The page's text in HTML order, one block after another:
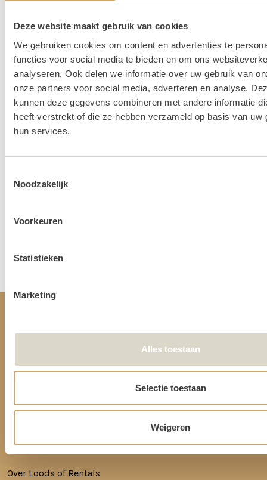
Deze website maakt gebruik van cookies
We gebruiken cookies om content en advertenties te
functies voor social media te bieden en om ons
analyseren. Ook delen we informatie over uw gebruik van
onze partners voor social media, adverteren en analyse.
kunnen deze gegevens combineren met andere informatie
heeft verstrekt of die ze hebben verzameld op basis van uw
hun services.
Noodzakelijk
Voorkeuren
Statistieken
Marketing
Alles toestaan
Selectie toestaan
Weigeren
Meer lezen over hoe het in zijn werk gaat?Dat lees je hier!
of vlekken. We doen ons best de items zo netjes mogelijk bij je af te leveren.
Ringkade 4, 3545NK Utrecht
info@loodsofrentals.nl
Over Loods of Rentals